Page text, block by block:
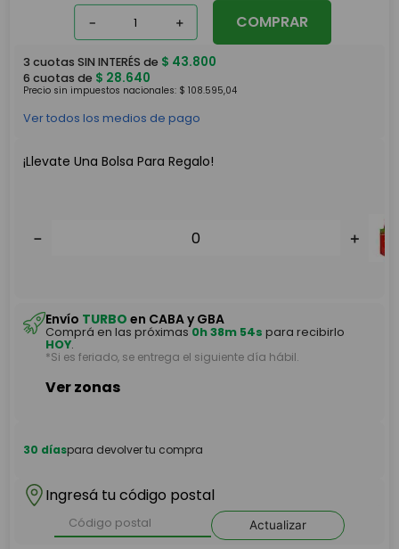
＋
－ COMPRAR
3 cuotas SIN INTERÉS de $ 43.800
6 cuotas de $ 28.640
Precio sin impuestos nacionales: $ 108.595,04
Ver todos los medios de pago
¡Llevate Una Bolsa Para Regalo!
＋
－
Envío TURBO en CABA y GBA
Comprá en las próximas0h 38m 53spara recibirlo
*Si es feriado, se entrega el siguiente día hábil.
Actualizar